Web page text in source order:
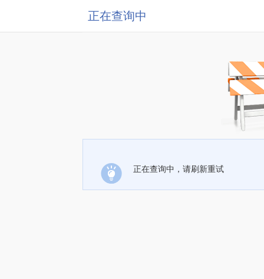
正在查询中
正在查询中，请刷新重试